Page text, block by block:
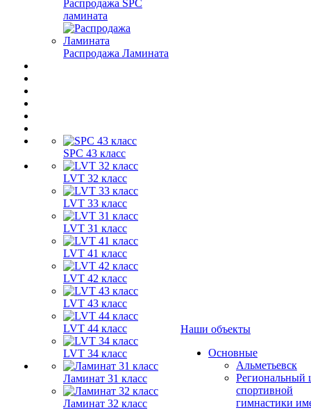
Распродажа SPC
ламината
Распродажа Ламината
SPC 43 класс
LVT 32 класс
LVT 33 класс
LVT 31 класс
LVT 41 класс
LVT 42 класс
LVT 43 класс
LVT 44 класс
LVT 34 класс
Ламинат 31 класс
Ламинат 32 класс
Наши объекты
Основные
Альметьевск
Региональный
спортивной
гимнастики